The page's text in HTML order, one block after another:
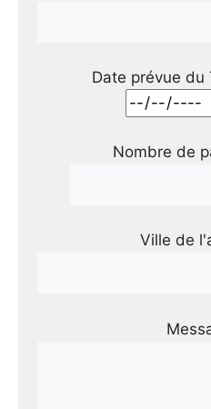
Date prévue du
Nombre de
Ville de